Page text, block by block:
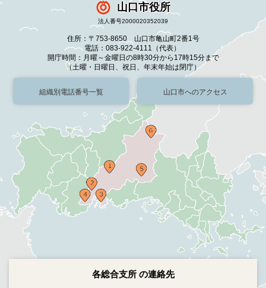
山口市役所
法人番号2000020352039
住所：〒753-8650 山口市亀山町2番1号
電話：083-922-4111（代表）
開庁時間：月曜～金曜日の8時30分から17時15分まで
（土曜・日曜日、祝日、年末年始は閉庁）
組織別電話番号一覧 山口市へのアクセス
各総合支所 の連絡先